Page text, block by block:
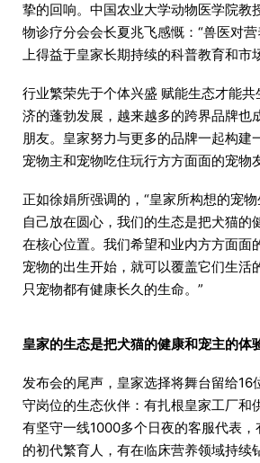
挚的回响。中国农业大学动物医学院教
物诊疗分会会长夏兆飞感慨：“兽医对
上得益于皇家长期持续的科普教育和市
行业繁荣先于个体兴盛 赋能生态才能
济的蓬勃发展，越来越多的跨界品牌也
朋友。皇家努力与更多的品牌一起构建
宠物主和宠物吃住玩行方方面面的宠物
正如徐娟所强调的，“皇家所构想的宠
自己放在圆心，我们的生态是把犬猫的
在核心位置。我们希望和业内方方面面
宠物的出生开始，就可以覆盖它们生活
只宠物都有健康长久的生命。”
皇家的生态是把犬猫的健康和宠主的体
发布会的尾声，皇家选择将舞台留给16
守岗位的生态伙伴：有扎根皇家工厂和
有坚守一线1000多个日夜的客服代表
的初代繁育人，有在临床营养领域持续